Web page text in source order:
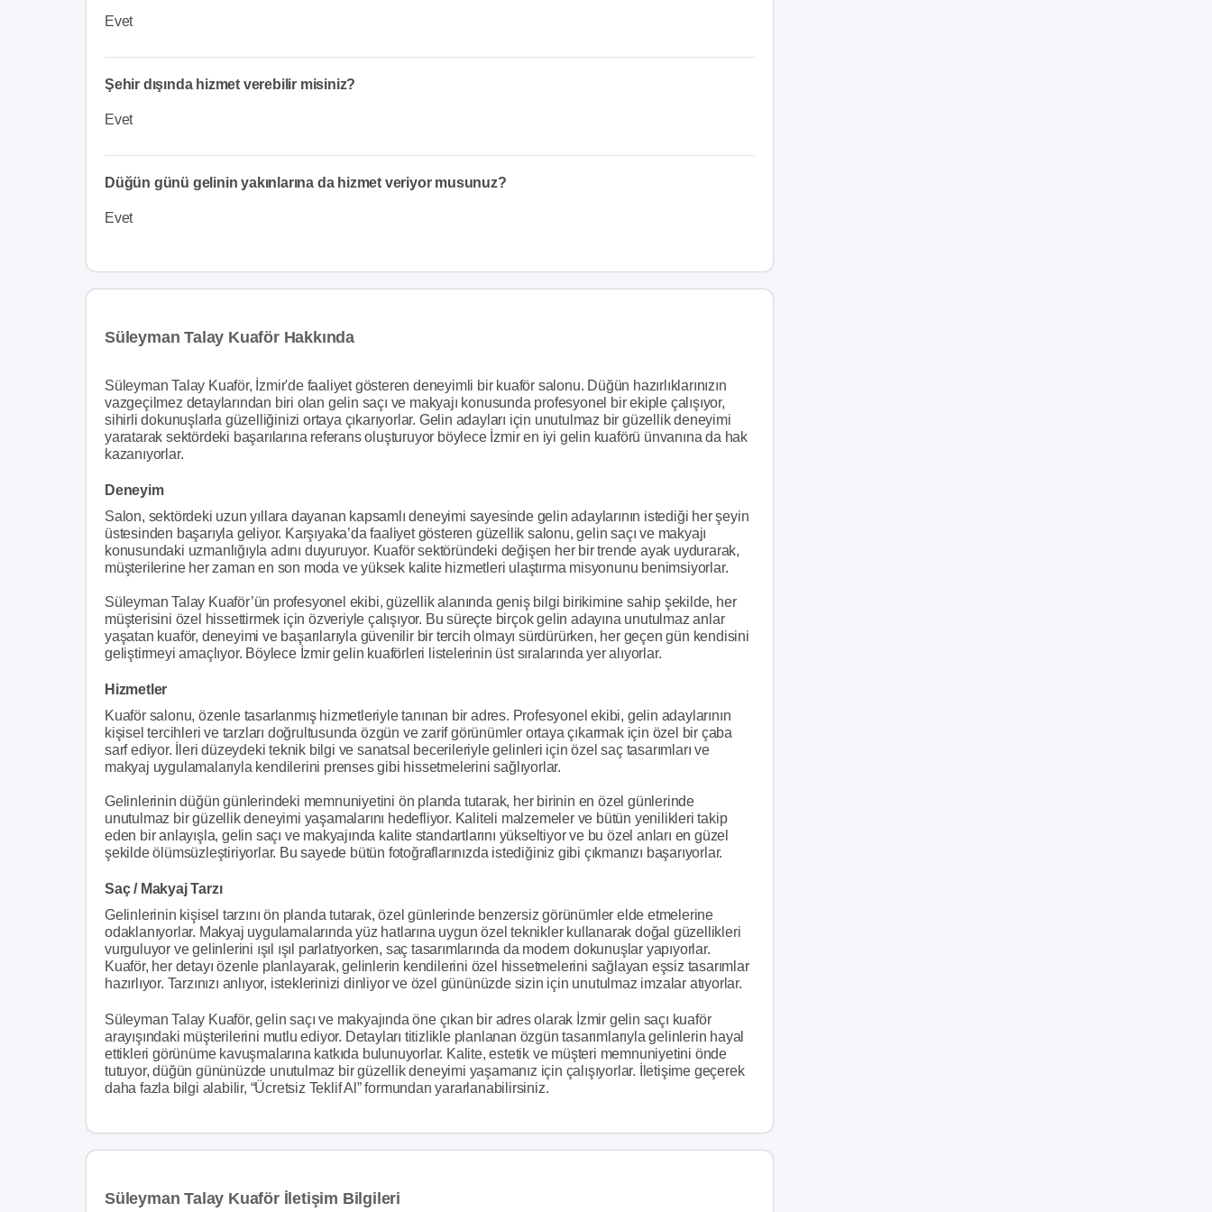
Evet
Şehir dışında hizmet verebilir misiniz?
Evet
Düğün günü gelinin yakınlarına da hizmet veriyor musunuz?
Evet
Süleyman Talay Kuaför Hakkında
Süleyman Talay Kuaför, İzmir'de faaliyet gösteren deneyimli bir kuaför salonu. Düğün hazırlıklarınızın
vazgeçilmez detaylarından biri olan gelin saçı ve makyajı konusunda profesyonel bir ekiple çalışıyor,
sihirli dokunuşlarla güzelliğinizi ortaya çıkarıyorlar. Gelin adayları için unutulmaz bir güzellik deneyimi
yaratarak sektördeki başarılarına referans oluşturuyor böylece İzmir en iyi gelin kuaförü ünvanına da hak
kazanıyorlar.
Deneyim
Salon, sektördeki uzun yıllara dayanan kapsamlı deneyimi sayesinde gelin adaylarının istediği her şeyin
üstesinden başarıyla geliyor. Karşıyaka’da faaliyet gösteren güzellik salonu, gelin saçı ve makyajı
konusundaki uzmanlığıyla adını duyuruyor. Kuaför sektöründeki değişen her bir trende ayak uydurarak,
müşterilerine her zaman en son moda ve yüksek kalite hizmetleri ulaştırma misyonunu benimsiyorlar.
Süleyman Talay Kuaför’ün profesyonel ekibi, güzellik alanında geniş bilgi birikimine sahip şekilde, her
müşterisini özel hissettirmek için özveriyle çalışıyor. Bu süreçte birçok gelin adayına unutulmaz anlar
yaşatan kuaför, deneyimi ve başarılarıyla güvenilir bir tercih olmayı sürdürürken, her geçen gün kendisini
geliştirmeyi amaçlıyor. Böylece İzmir gelin kuaförleri listelerinin üst sıralarında yer alıyorlar.
Hizmetler
Kuaför salonu, özenle tasarlanmış hizmetleriyle tanınan bir adres. Profesyonel ekibi, gelin adaylarının
kişisel tercihleri ve tarzları doğrultusunda özgün ve zarif görünümler ortaya çıkarmak için özel bir çaba
sarf ediyor. İleri düzeydeki teknik bilgi ve sanatsal becerileriyle gelinleri için özel saç tasarımları ve
makyaj uygulamalarıyla kendilerini prenses gibi hissetmelerini sağlıyorlar.
Gelinlerinin düğün günlerindeki memnuniyetini ön planda tutarak, her birinin en özel günlerinde
unutulmaz bir güzellik deneyimi yaşamalarını hedefliyor. Kaliteli malzemeler ve bütün yenilikleri takip
eden bir anlayışla, gelin saçı ve makyajında kalite standartlarını yükseltiyor ve bu özel anları en güzel
şekilde ölümsüzleştiriyorlar. Bu sayede bütün fotoğraflarınızda istediğiniz gibi çıkmanızı başarıyorlar.
Saç / Makyaj Tarzı
Gelinlerinin kişisel tarzını ön planda tutarak, özel günlerinde benzersiz görünümler elde etmelerine
odaklanıyorlar. Makyaj uygulamalarında yüz hatlarına uygun özel teknikler kullanarak doğal güzellikleri
vurguluyor ve gelinlerini ışıl ışıl parlatıyorken, saç tasarımlarında da modern dokunuşlar yapıyorlar.
Kuaför, her detayı özenle planlayarak, gelinlerin kendilerini özel hissetmelerini sağlayan eşsiz tasarımlar
hazırlıyor. Tarzınızı anlıyor, isteklerinizi dinliyor ve özel gününüzde sizin için unutulmaz imzalar atıyorlar.
Süleyman Talay Kuaför, gelin saçı ve makyajında öne çıkan bir adres olarak İzmir gelin saçı kuaför
arayışındaki müşterilerini mutlu ediyor. Detayları titizlikle planlanan özgün tasarımlarıyla gelinlerin hayal
ettikleri görünüme kavuşmalarına katkıda bulunuyorlar. Kalite, estetik ve müşteri memnuniyetini önde
tutuyor, düğün gününüzde unutulmaz bir güzellik deneyimi yaşamanız için çalışıyorlar. İletişime geçerek
daha fazla bilgi alabilir, “Ücretsiz Teklif Al” formundan yararlanabilirsiniz.
Süleyman Talay Kuaför İletişim Bilgileri